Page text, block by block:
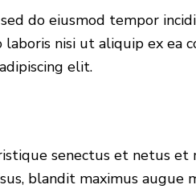
do eiusmod tempor
nisi ut aliquip ex ea
elit.
senectus et netus et
blandit maximus augue